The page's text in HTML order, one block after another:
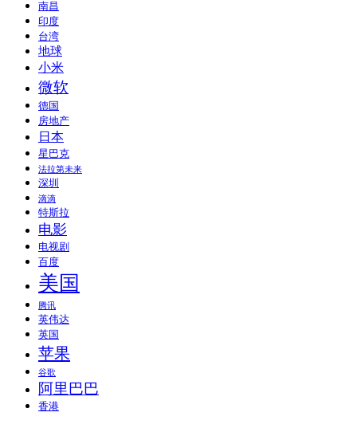
南昌
印度
台湾
地球
小米
微软
德国
房地产
日本
星巴克
法拉第未来
深圳
滴滴
特斯拉
电影
电视剧
百度
美国
腾讯
英伟达
英国
苹果
谷歌
阿里巴巴
香港